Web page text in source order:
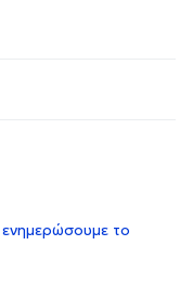
ενημερώσουμε το